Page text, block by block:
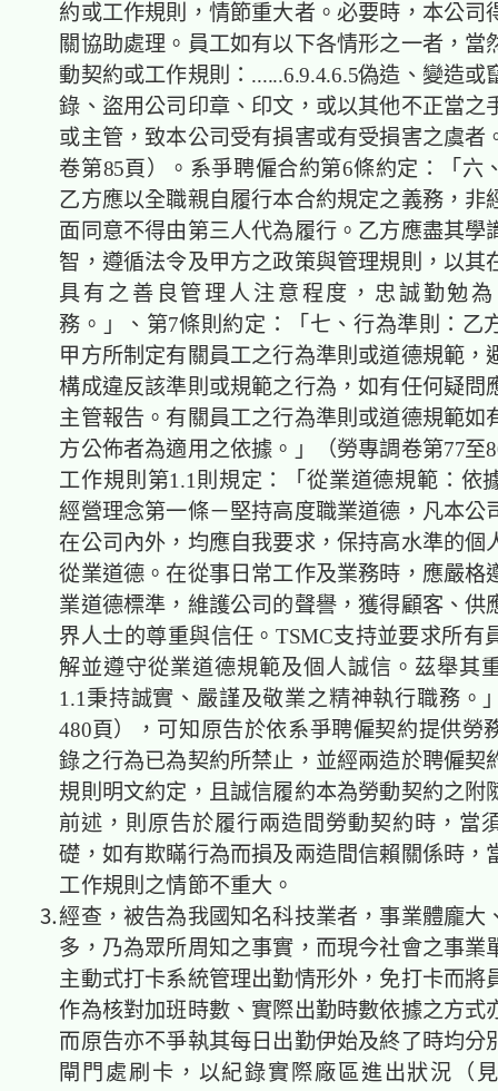
約或工作規則，情節重大者。必要時，本公司
關協助處理。員工如有以下各情形之一者，當
動契約或工作規則：......6.9.4.6.5偽造、變造或
錄、盜用公司印章、印文，或以其他不正當之
或主管，致本公司受有損害或有受損害之虞者
卷第85頁）。系爭聘僱合約第6條約定：「六
乙方應以全職親自履行本合約規定之義務，非
面同意不得由第三人代為履行。乙方應盡其學
智，遵循法令及甲方之政策與管理規則，以其
具有之善良管理人注意程度，忠誠勤勉
務。」、第7條則約定：「七、行為準則：乙
甲方所制定有關員工之行為準則或道德規範，
構成違反該準則或規範之行為，如有任何疑問
主管報告。有關員工之行為準則或道德規範如
方公佈者為適用之依據。」（勞專調卷第77至
工作規則第1.1則規定：「從業道德規範：依
經營理念第一條－堅持高度職業道德，凡本公
在公司內外，均應自我要求，保持高水準的個
從業道德。在從事日常工作及業務時，應嚴格
業道德標準，維護公司的聲譽，獲得顧客、供
界人士的尊重與信任。TSMC支持並要求所有
解並遵守從業道德規範及個人誠信。茲舉其
1.1秉持誠實、嚴謹及敬業之精神執行職務。
480頁），可知原告於依系爭聘僱契約提供勞
錄之行為已為契約所禁止，並經兩造於聘僱契
規則明文約定，且誠信履約本為勞動契約之附
前述，則原告於履行兩造間勞動契約時，當
礎，如有欺瞞行為而損及兩造間信賴關係時，
工作規則之情節不重大。
⒊經查，被告為我國知名科技業者，事業體龐大
多，乃為眾所周知之事實，而現今社會之事業
主動式打卡系統管理出勤情形外，免打卡而將
作為核對加班時數、實際出勤時數依據之方式
而原告亦不爭執其每日出勤伊始及終了時均分
閘門處刷卡，以紀錄實際廠區進出狀況（